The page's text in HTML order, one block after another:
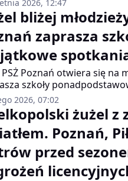
Skorpiony,
wyjazdowym starciem
Derby regionu
jedno z najciekawszych
2026, 12:47
bliżej
zaprasza
Poznań otwiera się na
szkoły
programie
roku uczniowie liceów,
będą mieli okazję
poznać realia
o pasji, sporcie i
marzeń.
2026, 07:02
żużel z
Poznań,
przed